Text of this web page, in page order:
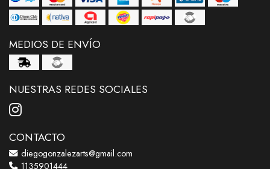
MEDIOS DE ENVÍO
NUESTRAS REDES SOCIALES
CONTACTO
diegogonzalezarts@gmail.com
1135901444